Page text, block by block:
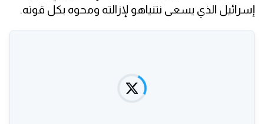
إسرائيل الذي يسعى نتنياهو لإزالته ومحوه بكل قوته.